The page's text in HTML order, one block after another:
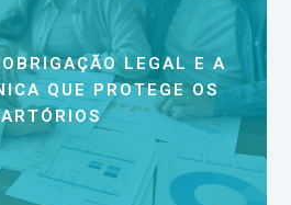
LEGAL E A
QUE PROTEGE OS